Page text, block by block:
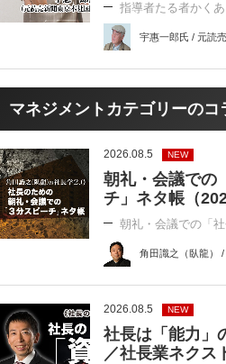
指導者たる者かく
宇惠一郎氏 / 元読
マネジメントカテゴリーのコ
2026.08.5 NEW
朝礼・会議での
チ」ネタ帳（
朝礼・会議での「
角田識之（臥龍）
2026.08.5 NEW
社長は「能力」
／社長業ネクス